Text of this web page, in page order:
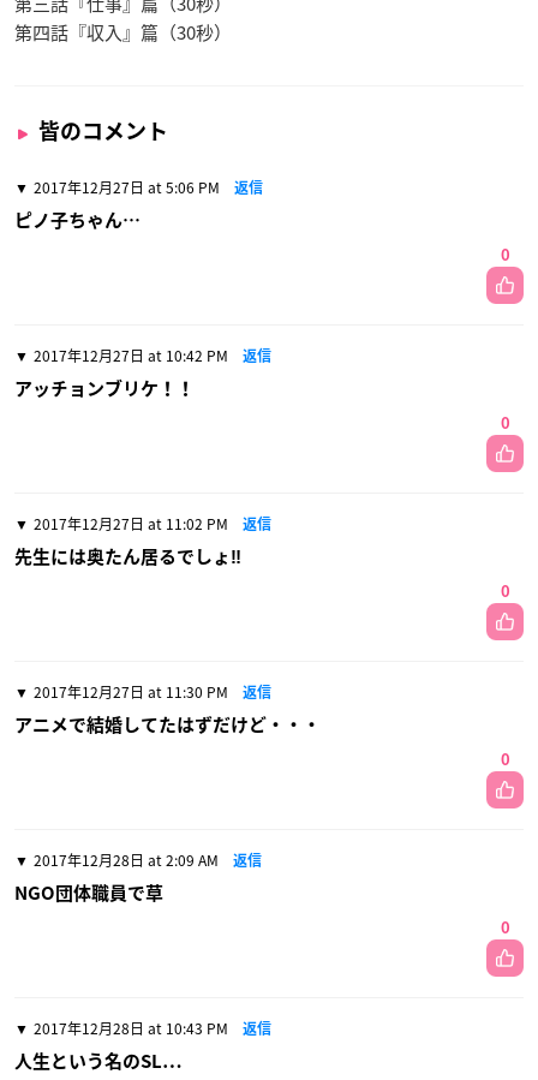
第四話『収入』篇（30秒）
皆のコメント
2017年12月27日 at 5:06 PM 返信
ピノ子ちゃん…
0
2017年12月27日 at 10:42 PM 返信
アッチョンブリケ！！
0
2017年12月27日 at 11:02 PM 返信
先生には奥たん居るでしょ‼
0
2017年12月27日 at 11:30 PM 返信
アニメで結婚してたはずだけど・・・
0
2017年12月28日 at 2:09 AM 返信
NGO団体職員で草
0
2017年12月28日 at 10:43 PM 返信
人生という名のSL…